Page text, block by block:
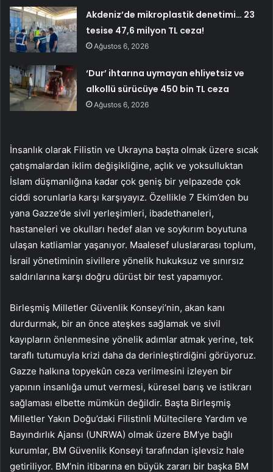
Akdeniz’de mikroplastik denetimi… 23
tesise 47,6 milyon TL ceza!
Ağustos 6, 2026
‘Dur’ ihtarına uymayan ehliyetsiz ve
alkollü sürücüye 450 bin TL ceza
Ağustos 6, 2026
İnsanlık olarak Filistin ve Ukrayna başta olmak üzere sıcak
çatışmalardan iklim değişikliğine, açlık ve yoksulluktan
İslam düşmanlığına kadar çok geniş bir yelpazede çok
ciddi sorunlarla karşı karşıyayız. Özellikle 7 Ekim’den bu
yana Gazze’de sivil yerleşimleri, ibadethaneleri,
hastaneleri ve okulları hedef alan ve soykırım boyutuna
ulaşan katliamlar yaşanıyor. Maalesef uluslararası toplum,
İsrail yönetiminin sivillere yönelik hukuksuz ve sınırsız
saldırılarına karşı doğru dürüst bir test yapamıyor.
Birleşmiş Milletler Güvenlik Konseyi’nin, akan kanı
durdurmak, bir an önce ateşkes sağlamak ve sivil
kayıpların önlenmesine yönelik adımlar atmak yerine, tek
taraflı tutumuyla krizi daha da derinleştirdiğini görüyoruz.
Gazze halkına topyekûn ceza verilmesini izleyen bir
yapının insanlığa umut vermesi, küresel barış ve istikrarı
sağlaması elbette mümkün değildir. Başta Birleşmiş
Milletler Yakın Doğu’daki Filistinli Mültecilere Yardım ve
Bayındırlık Ajansı (UNRWA) olmak üzere BM’ye bağlı
kurumlar, BM Güvenlik Konseyi tarafından işlevsiz hale
getiriliyor. BM’nin itibarına en büyük zararı bir başka BM